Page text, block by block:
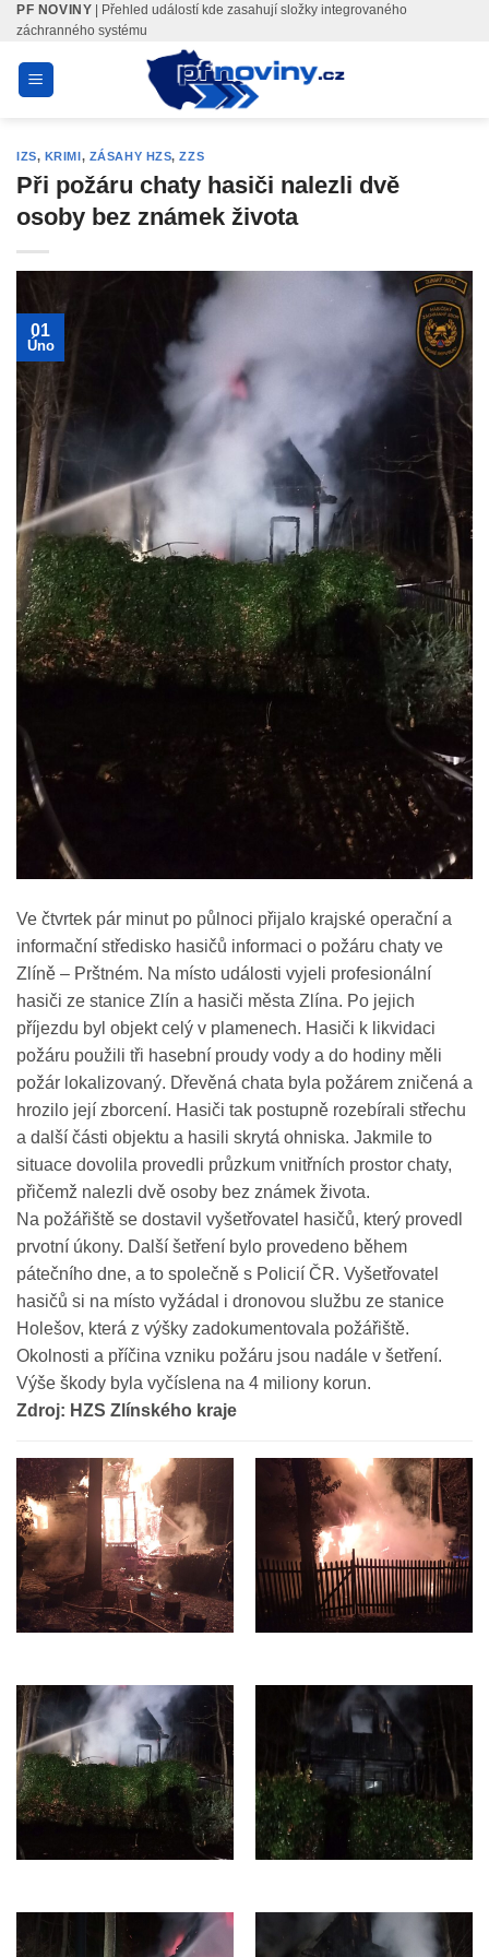
Skip
content
PF NOVINY | Přehled událostí kde zasahují složky integrovaného
záchranného systému
IZS, KRIMI, ZÁSAHY HZS,ZZS
Při požáru chaty hasiči nalezli dvě
osoby bez známek života
01
Úno
Ve čtvrtek pár minut po půlnoci přijalo krajské operační a
informační středisko hasičů informaci o požáru chaty ve
Zlíně – Prštném. Na místo události vyjeli profesionální
hasiči ze stanice Zlín a hasiči města Zlína. Po jejich
příjezdu byl objekt celý v plamenech. Hasiči k likvidaci
požáru použili tři hasební proudy vody a do hodiny měli
požár lokalizovaný. Dřevěná chata byla požárem zničená a
hrozilo její zborcení. Hasiči tak postupně rozebírali střechu
a další části objektu a hasili skrytá ohniska. Jakmile to
situace dovolila provedli průzkum vnitřních prostor chaty,
přičemž nalezli dvě osoby bez známek života.
Na požářiště se dostavil vyšetřovatel hasičů, který provedl
prvotní úkony. Další šetření bylo provedeno během
pátečního dne, a to společně s Policií ČR. Vyšetřovatel
hasičů si na místo vyžádal i dronovou službu ze stanice
Holešov, která z výšky zadokumentovala požářiště.
Okolnosti a příčina vzniku požáru jsou nadále v šetření.
Výše škody byla vyčíslena na 4 miliony korun.
Zdroj: HZS Zlínského kraje